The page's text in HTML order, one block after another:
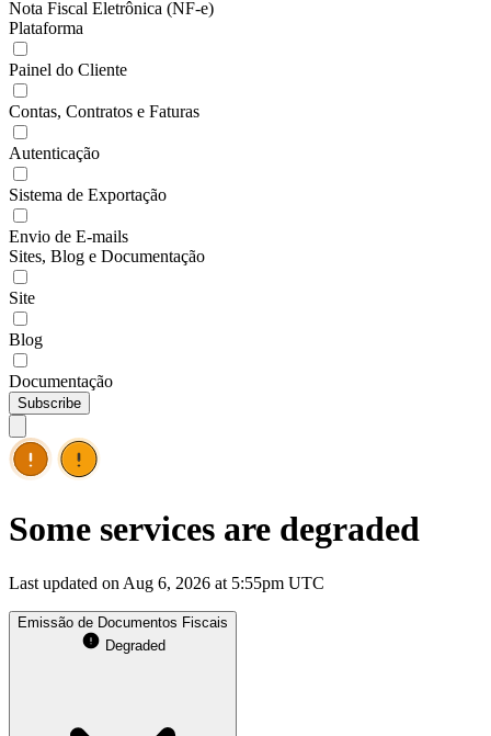
Nota Fiscal Eletrônica (NF-e)
Plataforma
Painel do Cliente
Contas, Contratos e Faturas
Autenticação
Sistema de Exportação
Envio de E-mails
Sites, Blog e Documentação
Site
Blog
Documentação
Subscribe
Some services are degraded
Last updated on Aug 6, 2026 at 5:55pm UTC
Emissão de Documentos Fiscais
Degraded